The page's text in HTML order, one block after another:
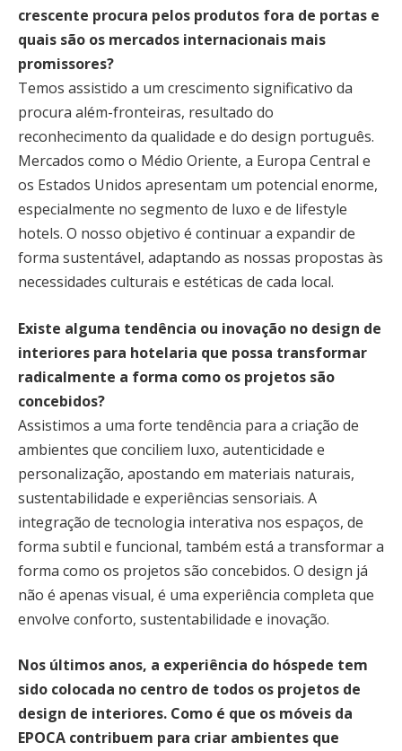
crescente procura pelos produtos fora de portas e
quais são os mercados internacionais mais
promissores?
Temos assistido a um crescimento significativo da
procura além-fronteiras, resultado do
reconhecimento da qualidade e do design português.
Mercados como o Médio Oriente, a Europa Central e
os Estados Unidos apresentam um potencial enorme,
especialmente no segmento de luxo e de lifestyle
hotels. O nosso objetivo é continuar a expandir de
forma sustentável, adaptando as nossas propostas às
necessidades culturais e estéticas de cada local.
Existe alguma tendência ou inovação no design de
interiores para hotelaria que possa transformar
radicalmente a forma como os projetos são
concebidos?
Assistimos a uma forte tendência para a criação de
ambientes que conciliem luxo, autenticidade e
personalização, apostando em materiais naturais,
sustentabilidade e experiências sensoriais. A
integração de tecnologia interativa nos espaços, de
forma subtil e funcional, também está a transformar a
forma como os projetos são concebidos. O design já
não é apenas visual, é uma experiência completa que
envolve conforto, sustentabilidade e inovação.
Nos últimos anos, a experiência do hóspede tem
sido colocada no centro de todos os projetos de
design de interiores. Como é que os móveis da
EPOCA contribuem para criar ambientes que